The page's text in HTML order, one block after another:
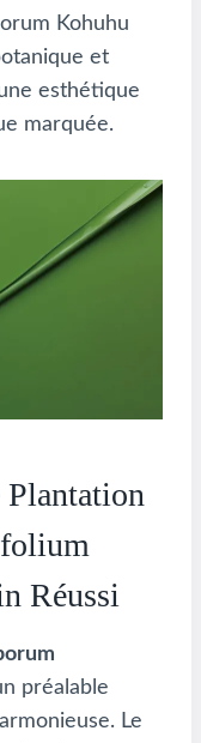
Kohuhu
et
esthétique
marquée.
Réussi
préalable
Le